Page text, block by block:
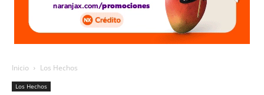
Inicio Los Hechos
Los Hechos